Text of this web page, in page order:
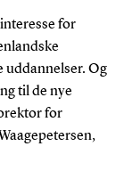
for
uddannelser. Og
til de nye
for